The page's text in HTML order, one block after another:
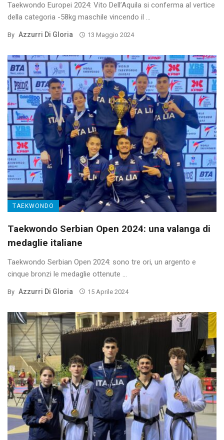
Taekwondo Europei 2024: Vito Dell’Aquila si conferma al vertice
della categoria -58kg maschile vincendo il ...
By Azzurri Di Gloria 13 Maggio 2024
TAEKWONDO
Taekwondo Serbian Open 2024: una valanga di
medaglie italiane
Taekwondo Serbian Open 2024: sono tre ori, un argento e
cinque bronzi le medaglie ottenute ...
By Azzurri Di Gloria 15 Aprile 2024